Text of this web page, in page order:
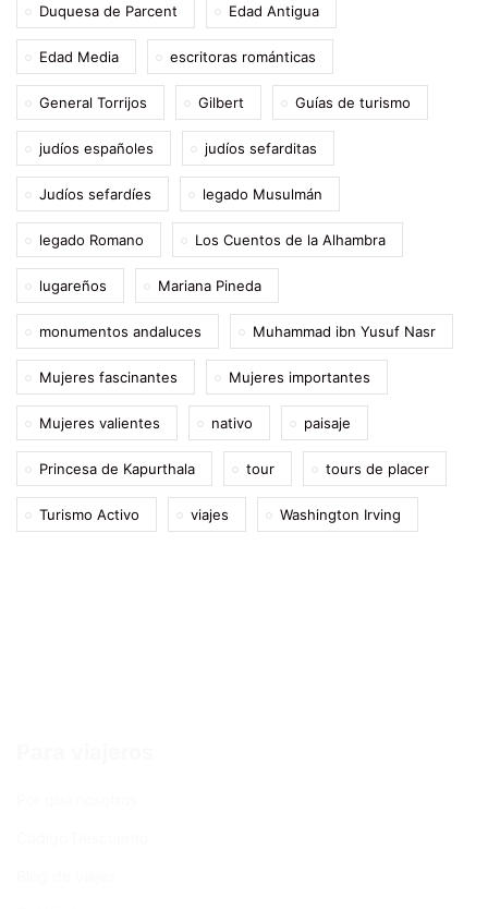
Duquesa de Parcent Edad Antigua
Edad Media escritoras románticas
General Torrijos Gilbert Guías de turismo
judíos españoles judíos sefarditas
Judíos sefardíes legado Musulmán
legado Romano Los Cuentos de la Alhambra
lugareños Mariana Pineda
monumentos andaluces Muhammad ibn Yusuf Nasr
Mujeres fascinantes Mujeres importantes
Mujeres valientes nativo paisaje
Princesa de Kapurthala tour tours de placer
Turismo Activo viajes Washington Irving